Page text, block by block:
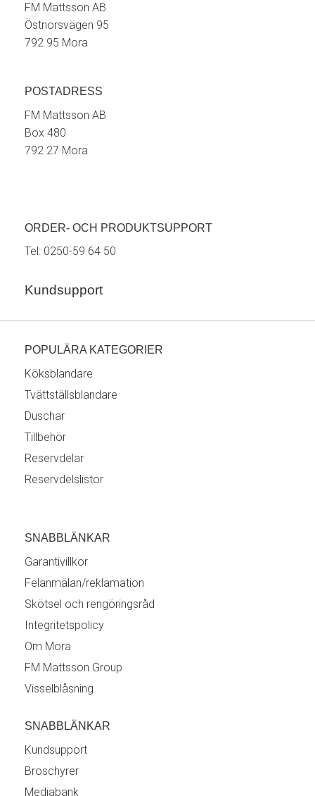
FM Mattsson AB
Östnorsvägen 95
792 95 Mora
POSTADRESS
FM Mattsson AB
Box 480
792 27 Mora
ORDER- OCH PRODUKTSUPPORT
Tel: 0250-59 64 50
Kundsupport
POPULÄRA KATEGORIER
Köksblandare
Tvättställsblandare
Duschar
Tillbehör
Reservdelar
Reservdelslistor
SNABBLÄNKAR
Garantivillkor
Felanmälan/reklamation
Skötsel och rengöringsråd
Integritetspolicy
Om Mora
FM Mattsson Group
Visselblåsning
SNABBLÄNKAR
Kundsupport
Broschyrer
Mediabank